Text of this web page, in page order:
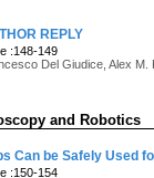
REPLY
:148-149
Del Giudice, Alex
and Robotics
Can be Safely Used
:150-154